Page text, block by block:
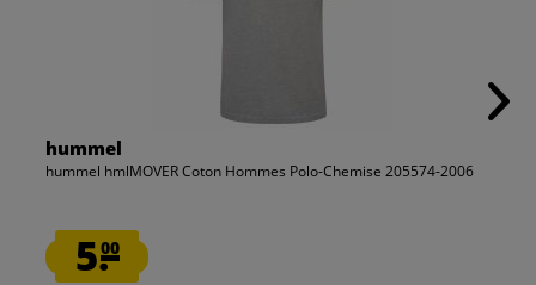
hummel
hummel hmlMOVER Coton Hommes Polo-Chemise 205574-2006
5.00